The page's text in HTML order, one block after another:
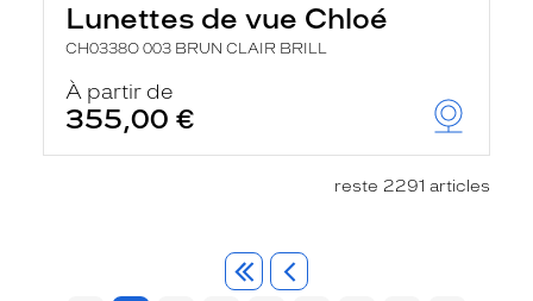
Lunettes de vue Chloé
CH0338O 003 BRUN CLAIR BRILL
À partir de
355,00 €
reste 2291 articles